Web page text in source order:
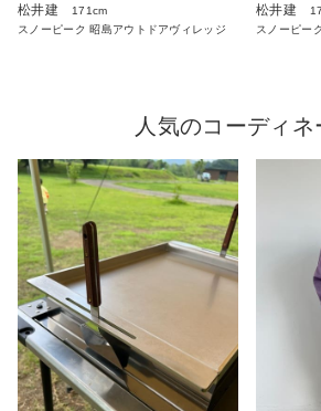
松井建
171cm
スノーピーク 昭島アウトドアヴィレッジ
松井建
スノーピー
人気のコーディネ